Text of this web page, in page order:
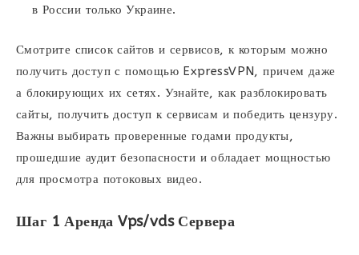
в России только Украине.
Смотрите список сайтов и сервисов, к которым можно
получить доступ с помощью ExpressVPN, причем даже
а блокирующих их сетях. Узнайте, как разблокировать
сайты, получить доступ к сервисам и победить цензуру.
Важны выбирать проверенные годами продукты,
прошедшие аудит безопасности и обладает мощностью
для просмотра потоковых видео.
Шаг 1 Аренда Vps/vds Сервера